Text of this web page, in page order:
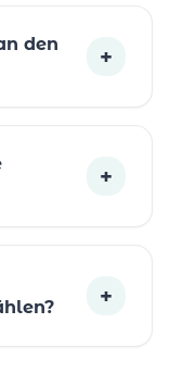
den
+
+
+